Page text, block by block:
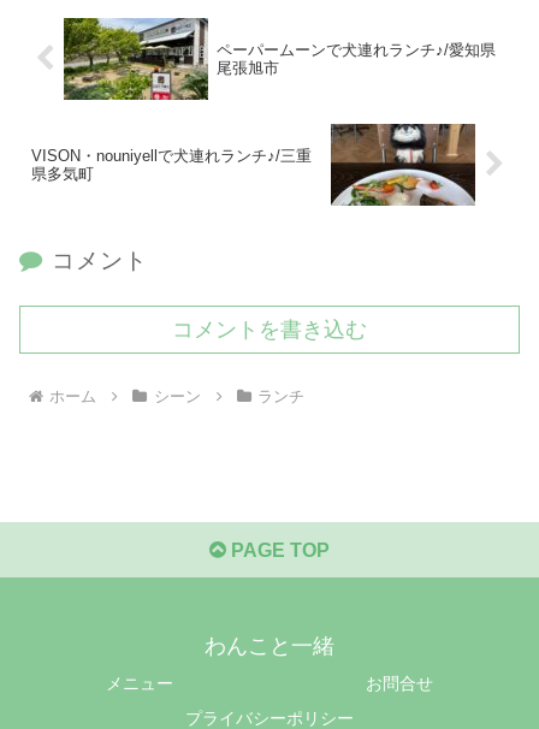
ペーパームーンで犬連れランチ♪/愛知県
尾張旭市
VISON・nouniyellで犬連れランチ♪/三重
県多気町
コメント
コメントを書き込む
ホーム シーン ランチ
PAGE TOP
わんこと一緒
メニュー
お問合せ
プライバシーポリシー